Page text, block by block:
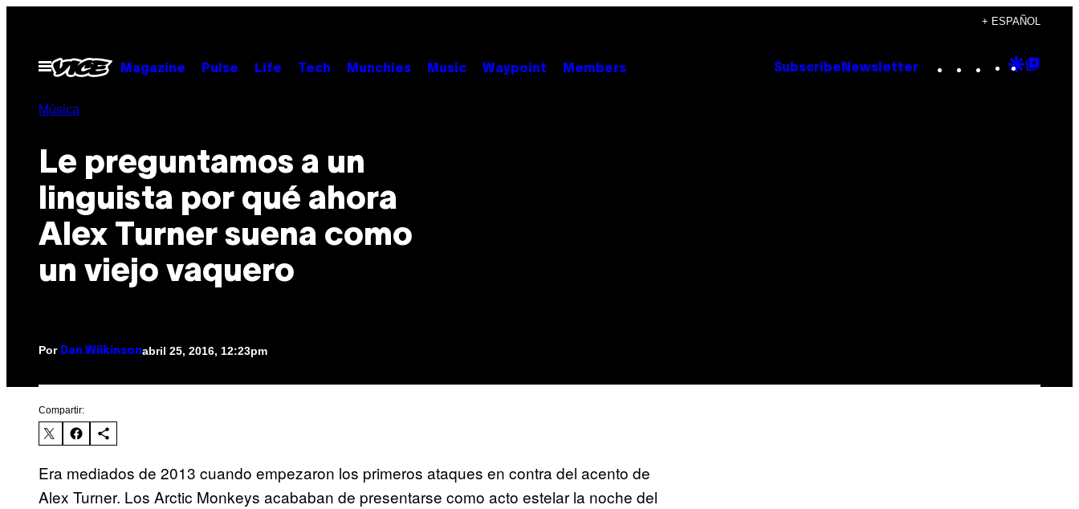
contenido
+ ESPAÑOL
Abrir
Menú
Magazine Pulse Life Tech Munchies Music Waypoint Members Subscribe Newsletter Instagram
TikTok
YouTube
Google
Música
Le preguntamos a un
linguista por qué ahora
Alex Turner suena como
un viejo vaquero
Por Dan Wilkinsonabril 25, 2016, 12:23pm
Compartir:
Era mediados de 2013 cuando empezaron los primeros ataques en contra del acento de
Alex Turner. Los Arctic Monkeys acababan de presentarse como acto estelar la noche del